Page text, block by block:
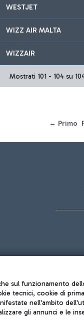
WESTJET
WIZZ AIR MALTA
WIZZAIR
Mostrati 101 - 104 su
← Primo
sul funzionamento
tecnici, cookie di
nell'ambito
gli annunci e le